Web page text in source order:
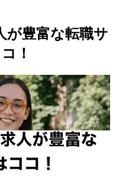
が豊富な転職サ
！